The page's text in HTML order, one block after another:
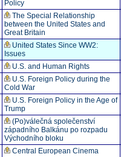
Policy
The Special Relationship
between the United States and
Great Britain
United States Since WW2:
Issues
U.S. and Human Rights
U.S. Foreign Policy during the
Cold War
U.S. Foreign Policy in the Age of
Trump
(Po)válečná společenství
západního Balkánu po rozpadu
Východního bloku
Central European Cinema